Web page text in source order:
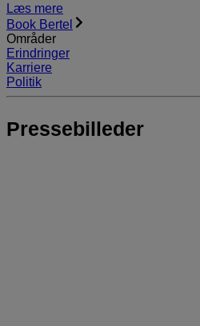
Læs mere
Book Bertel
Områder
Erindringer
Karriere
Politik
Pressebilleder